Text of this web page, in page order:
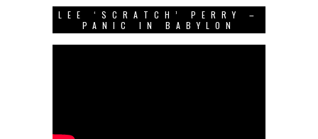
LEE ‘SCRATCH’ PERRY –
PANIC IN BABYLON